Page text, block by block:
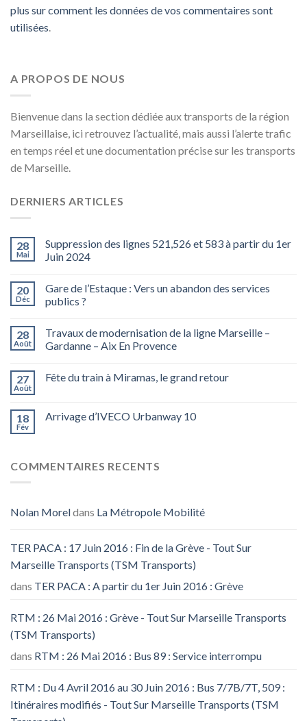
plus sur comment les données de vos commentaires sont
utilisées
A PROPOS DE NOUS
Bienvenue dans la section dédiée aux transports de la région
Marseillaise, ici retrouvez l’actualité, mais aussi l’alerte trafic
en temps réel et une documentation précise sur les transports
de Marseille.
DERNIERS ARTICLES
28
Mai
Suppression des lignes 521,526 et 583 à partir du 1er
Juin 2024
20
Déc
Gare de l’Estaque : Vers un abandon des services
publics ?
28
Août
Travaux de modernisation de la ligne Marseille –
Gardanne – Aix En Provence
27
Août
Fête du train à Miramas, le grand retour
18
Fév
Arrivage d’IVECO Urbanway 10
COMMENTAIRES RECENTS
Nolan Moreldans La Métropole Mobilité
TER PACA : 17 Juin 2016 : Fin de la Grève - Tout Sur
Marseille Transports (TSM Transports)
dans TER PACA : A partir du 1er Juin 2016 : Grève
RTM : 26 Mai 2016 : Grève - Tout Sur Marseille Transports
(TSM Transports)
dans RTM : 26 Mai 2016 : Bus 89 : Service interrompu
RTM : Du 4 Avril 2016 au 30 Juin 2016 : Bus 7/7B/7T, 509 :
Itinéraires modifiés - Tout Sur Marseille Transports (TSM